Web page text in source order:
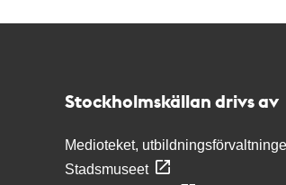
Stockholmskällan drivs av
Medioteket,
Stadsmuseet